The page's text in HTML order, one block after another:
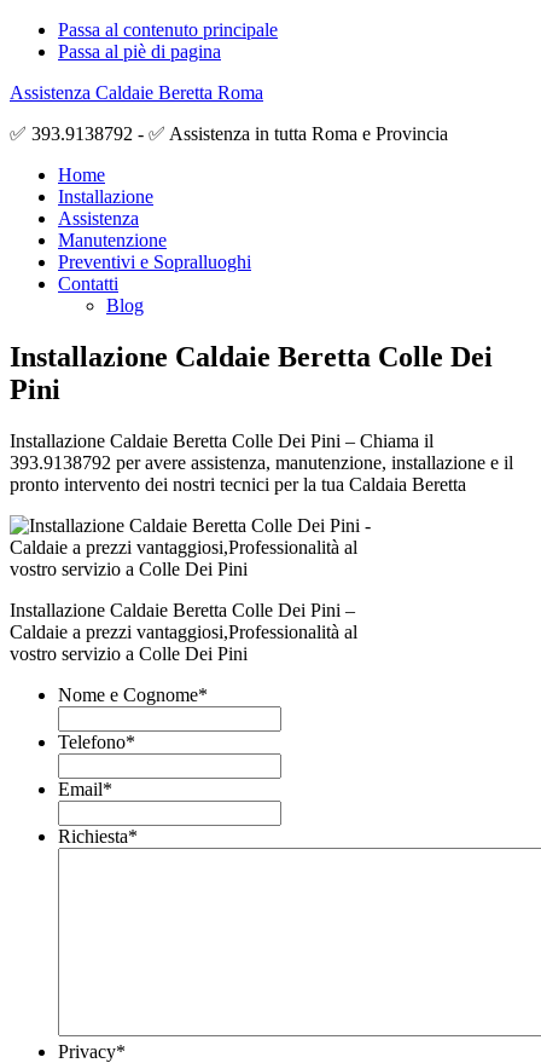
Passa al contenuto principale
Passa al piè di pagina
Assistenza Caldaie Beretta Roma
✅ 393.9138792 - ✅ Assistenza in tutta Roma e Provincia
Home
Installazione
Assistenza
Manutenzione
Preventivi e Sopralluoghi
Contatti
Blog
Installazione Caldaie Beretta Colle Dei
Pini
Installazione Caldaie Beretta Colle Dei Pini – Chiama il
393.9138792 per avere assistenza, manutenzione, installazione e il
pronto intervento dei nostri tecnici per la tua Caldaia Beretta
Installazione Caldaie Beretta Colle Dei Pini –
Caldaie a prezzi vantaggiosi,Professionalità al
vostro servizio a Colle Dei Pini
Nome e Cognome*
Telefono*
Email*
Richiesta*
Privacy*